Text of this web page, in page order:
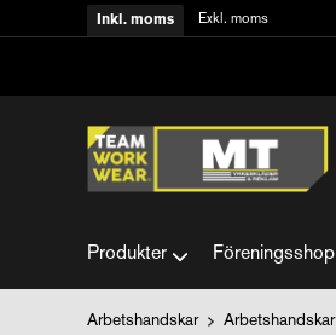
Inkl. moms Exkl. moms
Produkter Föreningsshop
Arbetshandskar Arbetshandskar